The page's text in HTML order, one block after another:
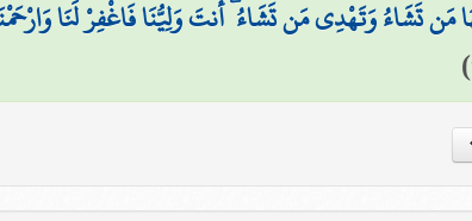
تَشَاءُ وَتَهْدِي مَن تَشَاءُ ۖ أَنتَ وَلِيُّنَا فَاغْفِرْ لَنَا
)